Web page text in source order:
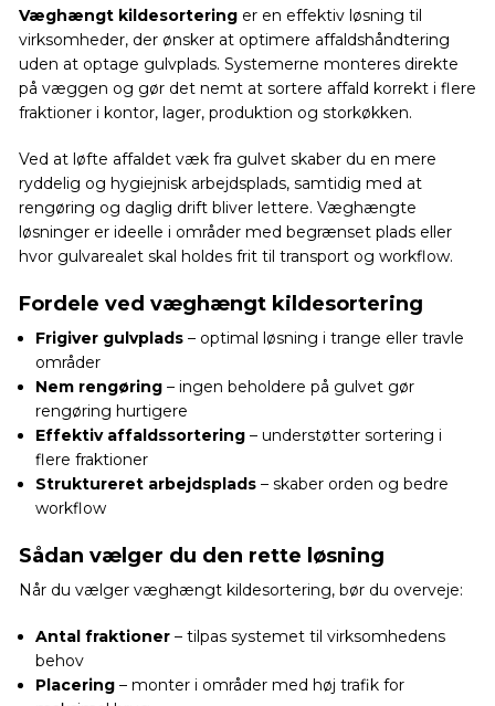
Væghængt kildesorteringer en effektiv løsning til
virksomheder, der ønsker at optimere affaldshåndtering
uden at optage gulvplads. Systemerne monteres direkte
på væggen og gør det nemt at sortere affald korrekt i flere
fraktioner i kontor, lager, produktion og storkøkken.
Ved at løfte affaldet væk fra gulvet skaber du en mere
ryddelig og hygiejnisk arbejdsplads, samtidig med at
rengøring og daglig drift bliver lettere. Væghængte
løsninger er ideelle i områder med begrænset plads eller
hvor gulvarealet skal holdes frit til transport og workflow.
Fordele ved væghængt kildesortering
Frigiver gulvplads – optimal løsning i trange eller travle
områder
Nem rengøring – ingen beholdere på gulvet gør
rengøring hurtigere
Effektiv affaldssortering – understøtter sortering i
flere fraktioner
Struktureret arbejdsplads – skaber orden og bedre
workflow
Sådan vælger du den rette løsning
Når du vælger væghængt kildesortering, bør du overveje:
Antal fraktioner – tilpas systemet til virksomhedens
behov
Placering – monter i områder med høj trafik for